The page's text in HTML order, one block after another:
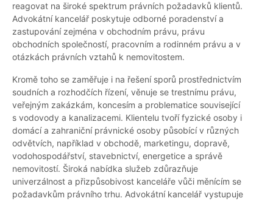
reagovat na široké spektrum právních požadavků klientů.
Advokátní kancelář poskytuje odborné poradenství a
zastupování zejména v obchodním právu, právu
obchodních společností, pracovním a rodinném právu a v
otázkách právních vztahů k nemovitostem.
Kromě toho se zaměřuje i na řešení sporů prostřednictvím
soudních a rozhodčích řízení, věnuje se trestnímu právu,
veřejným zakázkám, koncesím a problematice související
s vodovody a kanalizacemi. Klientelu tvoří fyzické osoby i
domácí a zahraniční právnické osoby působící v různých
odvětvích, například v obchodě, marketingu, dopravě,
vodohospodářství, stavebnictví, energetice a správě
nemovitostí. Široká nabídka služeb zdůrazňuje
univerzálnost a přizpůsobivost kanceláře vůči měnícím se
požadavkům právního trhu. Advokátní kancelář vystupuje